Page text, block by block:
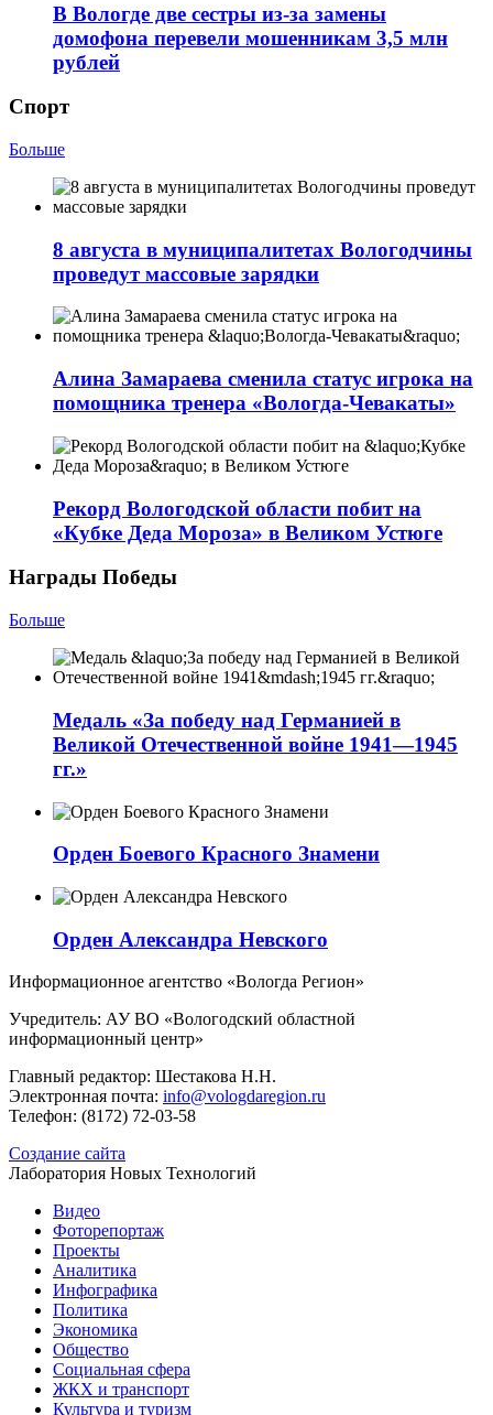
В Вологде две сестры из-за замены
домофона перевели мошенникам 3,5 млн
рублей
Спорт
Больше
8 августа в муниципалитетах Вологодчины
проведут массовые зарядки
Алина Замараева сменила статус игрока на
помощника тренера «Вологда-Чевакаты»
Рекорд Вологодской области побит на
«Кубке Деда Мороза» в Великом Устюге
Награды Победы
Больше
Медаль «За победу над Германией в
Великой Отечественной войне 1941—1945
гг.»
Орден Боевого Красного Знамени
Орден Александра Невского
Информационное агентство «Вологда Регион»
Учредитель: АУ ВО «Вологодский областной
информационный центр»
Главный редактор: Шестакова Н.Н.
Электронная почта: info@vologdaregion.ru
Телефон: (8172) 72-03-58
Создание сайта
Лаборатория Новых Технологий
Видео
Фоторепортаж
Проекты
Аналитика
Инфографика
Политика
Экономика
Общество
Социальная сфера
ЖКХ и транспорт
Культура и туризм